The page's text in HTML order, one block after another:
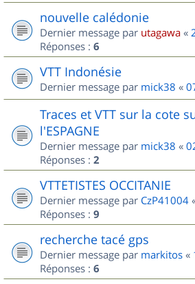
nouvelle calédonie
Dernier message par utagawa «
Réponses : 6
VTT Indonésie
Dernier message par mick38 «
Traces et VTT sur la cote
l'ESPAGNE
Dernier message par mick38 «
Réponses : 2
VTTETISTES OCCITANIE
Dernier message par CzP41004
Réponses : 9
recherche tacé gps
Dernier message par markitos «
Réponses : 6